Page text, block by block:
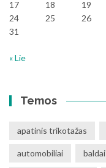
17
18 19
24
25 26
31
« Lie
Temos
apatinis trikotažas
automobiliai baldai